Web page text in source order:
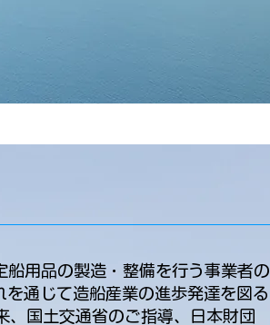
用品の製造・整備を行う事業者の
通じて造船産業の進歩発達を図る
国土交通省のご指導、日本財団